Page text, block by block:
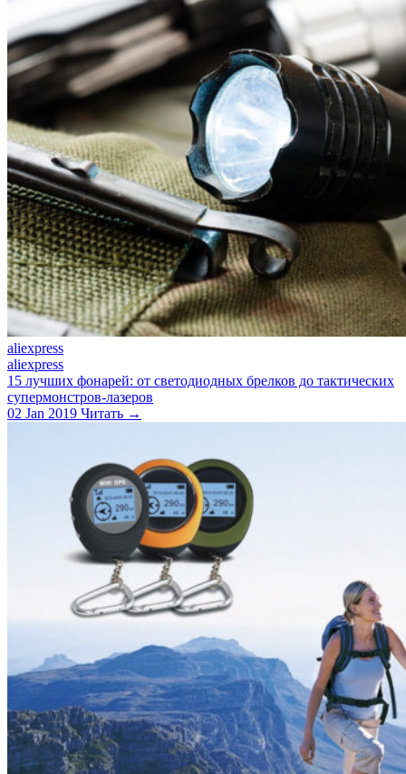
aliexpress
aliexpress
15 лучших фонарей: от светодиодных брелков до тактических
супермонстров-лазеров
02 Jan 2019 Читать →